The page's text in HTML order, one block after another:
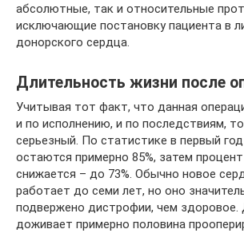
абсолютные, так и относительные
исключающие постановку пациента в
донорского сердца.
Длительность жизни после
Учитывая тот факт, что данная
и по исполнению, и по последствиям,
серьезный. По статистике в первый
остаются примерно 85%, затем
снижается – до 73%. Обычно новое
работает до семи лет, но оно
подвержено дистрофии, чем здоровое.
доживает примерно половина